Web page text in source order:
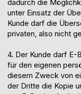
dadurch die
unter Einsatz der
Kunde darf die
privaten, also nicht
4. Der Kunde darf E-
für den eigenen
diesem Zweck von
der Dritte die Kopie